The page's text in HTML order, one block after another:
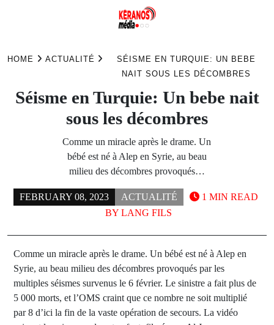
HOME ACTUALITÉ
SÉISME EN TURQUIE: UN BEBE
NAIT SOUS LES DÉCOMBRES
Séisme en Turquie: Un bebe nait
sous les décombres
Comme un miracle après le drame. Un
bébé est né à Alep en Syrie, au beau
milieu des décombres provoqués…
FEBRUARY 08, 2023
ACTUALITÉ
BY LANG FILS
1 MIN READ
Comme un miracle après le drame. Un bébé est né à Alep en
Syrie, au beau milieu des décombres provoqués par les
multiples séismes survenus le 6 février. Le sinistre a fait plus de
5 000 morts, et l’OMS craint que ce nombre ne soit multiplié
par 8 d’ici la fin de la vaste opération de secours. La vidéo